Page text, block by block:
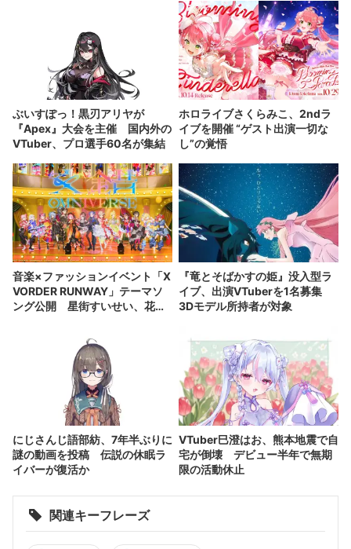
ぶいすぽっ！黒刃アリヤが
『Apex』大会を主催 国内外の
VTuber、プロ選手60名が集結
ホロライブさくらみこ、2ndラ
イブを開催 “ゲスト出演一切な
し”の覚悟
音楽×ファッションイベント「X
VORDER RUNWAY」テーマソ
ング公開 星街すいせい、花譜
『竜とそばかすの姫』没入型ラ
イブ、出演VTuberを1名募集
3Dモデル所持者が対象
にじさんじ語部紡、7年半ぶりに
謎の動画を投稿 伝説の休眠ラ
イバーが復活か
VTuber巳澄はお、熊本地震で自
宅が倒壊 デビュー半年で無期
限の活動休止
関連キーフレーズ